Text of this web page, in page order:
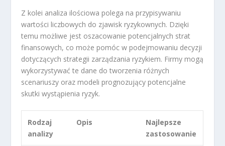
Z kolei analiza ilościowa polega na przypisywaniu
wartości liczbowych do zjawisk ryzykownych. Dzięki
temu możliwe jest oszacowanie potencjalnych strat
finansowych, co może pomóc w podejmowaniu decyzji
dotyczących strategii zarządzania ryzykiem. Firmy mogą
wykorzystywać te dane do tworzenia różnych
scenariuszy oraz modeli prognozujący potencjalne
skutki wystąpienia ryzyk.
Rodzaj
analizy
Opis
Najlepsze
zastosowanie